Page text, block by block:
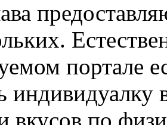
портале
индивидуалку
вкусов по